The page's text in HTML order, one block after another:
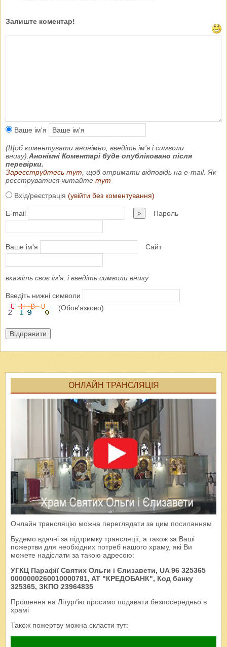
Залиште коментар!
Ваше ім'я
(Щоб коментувати анонімно, введіть ім'я і символи
внизу). Анонімні Коментарі буде опубліковано після
перевірки.
Зареєструйтесь тут , щоб отримати відповідь на e-mail. Як
реєструватися читайте тут
Вхід/реєстрація (увійти без коментування)
E-mail > Пароль
Ваше ім'я Сайт
вкажіть своє ім'я, і введіть символи внизу
Введіть нижні символи
(Обов'язково)
Відправити
ОНЛАЙН ТРАНСЛЯЦІЯ
Онлайн трансляцію можна переглядати за цим посиланням
Будемо вдячні за підтримку трансляції, а також за Ваші
пожертви для необхідних потреб нашого храму, які Ви
можете надіслати за такою адресою:
УГКЦ Парафії Святих Ольги і Єлизавети, UA 96 325365
0000000260010000781, AT "КРЕДОБАНК", Код банку
325365, ЗКПО 23964835
Прошення на Літурґію просимо подавати безпосередньо в
храмі
Також пожертву можна скласти тут: